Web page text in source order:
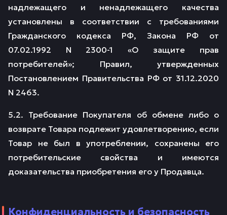
надлежащего и ненадлежащего качества
установлены в соответствии с требованиями
Гражданского кодекса РФ, Закона РФ от
07.02.1992 N 2300-1 «О защите прав
потребителей»; Правил, утвержденных
Постановлением Правительства РФ от 31.12.2020
N 2463.
5.2. Требование Покупателя об обмене либо о
возврате Товара подлежит удовлетворению, если
Товар не был в употреблении, сохранены его
потребительские свойства и имеются
доказательства приобретения его у Продавца.
Конфиденциальность и безопасность